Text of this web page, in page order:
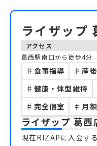
ライザップ
アクセス
葛西駅南口から徒歩4分
♯ 食事指導 ♯ 産
♯ 健康・体型維持
♯ 完全個室 ♯ 月
ライザップ 葛西
現在RIZAPに入会す